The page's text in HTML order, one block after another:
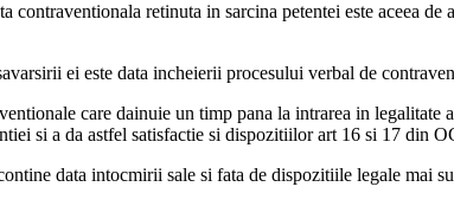
retinuta in sarcina petentei este aceea
ei este data incheierii procesului verbal de
care dainuie un timp pana la intrarea in
si a da astfel satisfactie si dispozitiilor art 16 si 17 din
data intocmirii sale si fata de dispozitiile legale mai